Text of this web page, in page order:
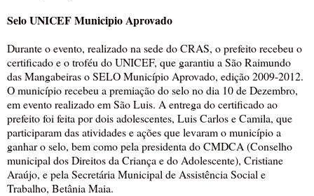
Selo UNICEF Municipio Aprovado
Durante o evento, realizado na sede do CRAS, o prefeito recebeu o
certificado e o troféu do UNICEF, que garantiu a São Raimundo
das Mangabeiras o SELO Município Aprovado, edição 2009-2012.
O município recebeu a premiação do selo no dia 10 de Dezembro,
em evento realizado em São Luis. A entrega do certificado ao
prefeito foi feita por dois adolescentes, Luis Carlos e Camila, que
participaram das atividades e ações que levaram o município a
ganhar o selo, bem como pela presidenta do CMDCA (Conselho
municipal dos Direitos da Criança e do Adolescente), Cristiane
Araújo, e pela Secretária Municipal de Assistência Social e
Trabalho, Betânia Maia.